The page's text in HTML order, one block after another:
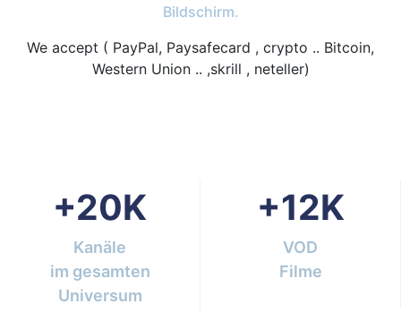
Bildschirm.
We accept ( PayPal, Paysafecard , crypto .. Bitcoin,
Western Union .. ,skrill , neteller)
+20K
Kanäle
im gesamten
Universum
+12K
VOD
Filme